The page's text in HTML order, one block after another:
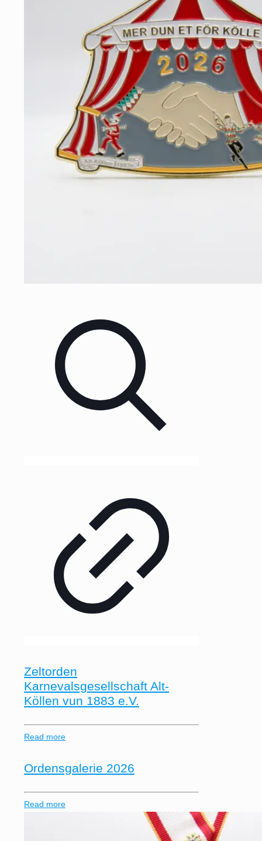
Zeltorden
Karnevalsgesellschaft Alt-
Köllen vun 1883 e.V.
Read more
Ordensgalerie 2026
Read more